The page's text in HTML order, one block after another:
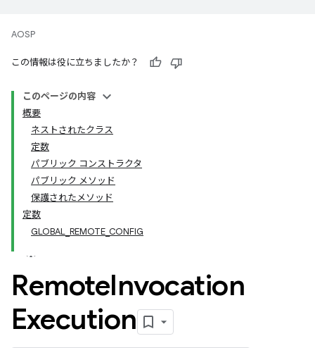
AOSP
この情報は役に立ちましたか？
このページの内容
概要
ネストされたクラス
定数
パブリック コンストラクタ
パブリック メソッド
保護されたメソッド
定数
GLOBAL_REMOTE_CONFIG
RemoteInvocation
Execution